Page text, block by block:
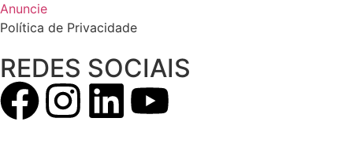
Anuncie
Política de Privacidade
REDES SOCIAIS